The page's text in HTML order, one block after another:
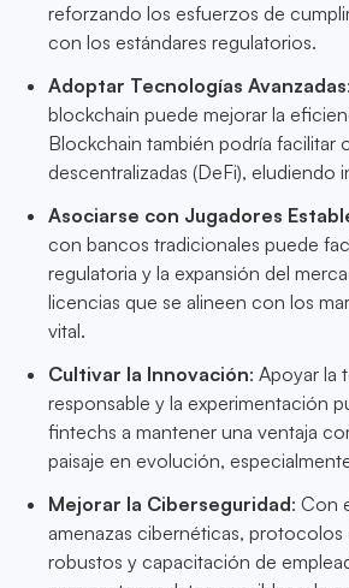
reforzando los esfuerzos de
con los estándares regulatorios.
Adoptar Tecnologías Avanzadas
blockchain puede mejorar la
Blockchain también podría facilitar
descentralizadas (DeFi), eludiendo
Asociarse con Jugadores
con bancos tradicionales puede
regulatoria y la expansión del
licencias que se alineen con los
vital.
Cultivar la Innovación: Apoyar la
responsable y la experimentación
fintechs a mantener una ventaja
paisaje en evolución,
Mejorar la Ciberseguridad: Con
amenazas cibernéticas, protocolos
robustos y capacitación de